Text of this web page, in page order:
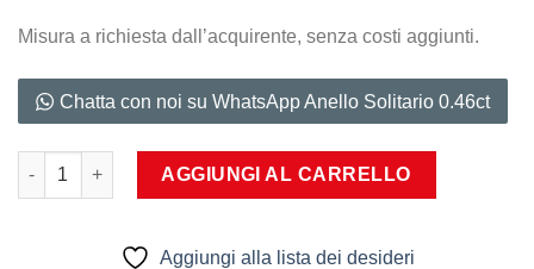
Misura a richiesta dall’acquirente, senza costi aggiunti.
Chatta con noi su WhatsApp Anello Solitario 0.46ct
Anello Solitario 0.46ct quantità
AGGIUNGI AL CARRELLO
Aggiungi alla lista dei desideri